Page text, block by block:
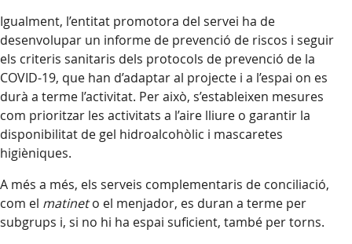
Igualment, l’entitat promotora del servei ha de
desenvolupar un informe de prevenció de riscos i seguir
els criteris sanitaris dels protocols de prevenció de la
COVID-19, que han d’adaptar al projecte i a l’espai on es
durà a terme l’activitat. Per això, s’estableixen mesures
com prioritzar les activitats a l’aire lliure o garantir la
disponibilitat de gel hidroalcohòlic i mascaretes
higièniques.
A més a més, els serveis complementaris de conciliació,
com el matineto el menjador, es duran a terme per
subgrups i, si no hi ha espai suficient, també per torns.